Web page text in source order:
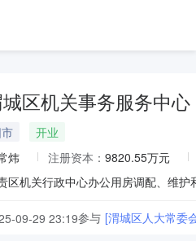
区机关事务服务中心
开业
炜 注册资本： 9820.55万元
09-29 23:19参与 [渭城区人大常委